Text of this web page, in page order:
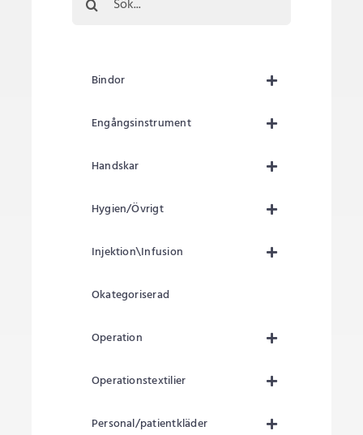
efter:
Bindor
Engångsinstrument
Handskar
Hygien/Övrigt
Injektion\Infusion
Okategoriserad
Operation
Operationstextilier
Personal/patientkläder